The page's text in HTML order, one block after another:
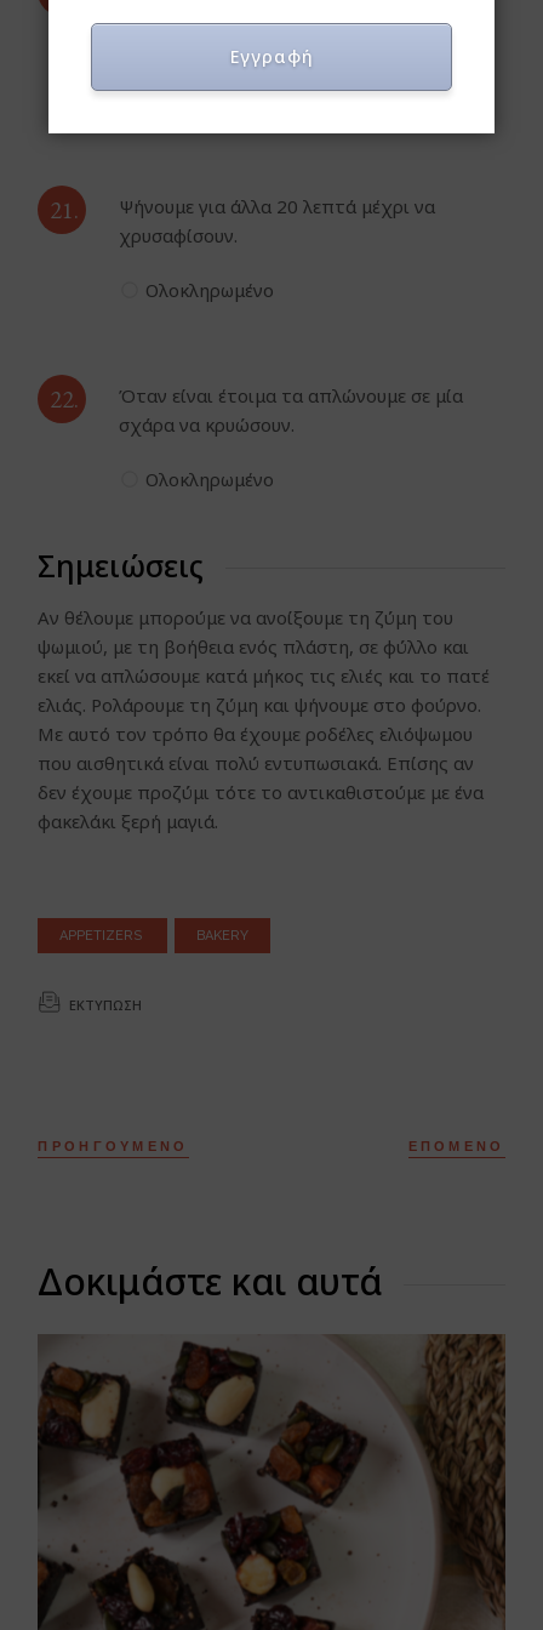
κελσίου και αλλάζουμε τη ρύθμιση σε πάνω
κάτω αντίσταση.
21.
Ψήνουμε για άλλα 20 λεπτά μέχρι να
χρυσαφίσουν.
Ολοκληρωμένο
22.
Όταν είναι έτοιμα τα απλώνουμε σε μία
σχάρα να κρυώσουν.
Ολοκληρωμένο
Σημειώσεις
Αν θέλουμε μπορούμε να ανοίξουμε τη ζύμη του
ψωμιού, με τη βοήθεια ενός πλάστη, σε φύλλο και
εκεί να απλώσουμε κατά μήκος τις ελιές και το πατέ
ελιάς. Ρολάρουμε τη ζύμη και ψήνουμε στο φούρνο.
Με αυτό τον τρόπο θα έχουμε ροδέλες ελιόψωμου
που αισθητικά είναι πολύ εντυπωσιακά. Επίσης αν
δεν έχουμε προζύμι τότε το αντικαθιστούμε με ένα
φακελάκι ξερή μαγιά.
APPETIZERS BAKERY
ΕΚΤΎΠΩΣΗ
ΠΡΟΗΓΟΎΜΕΝΟ ΕΠΌΜΕΝΟ
Δοκιμάστε και αυτά
Εγγραφή